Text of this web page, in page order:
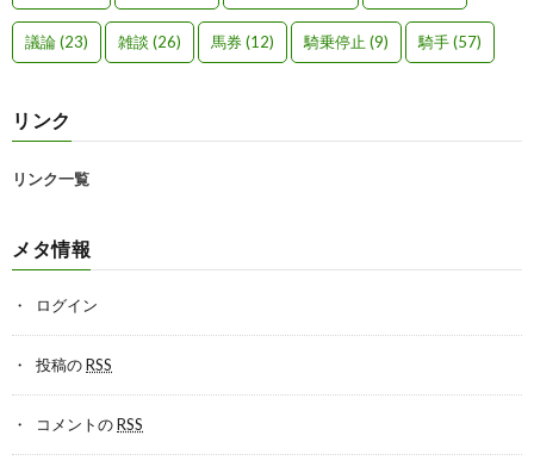
議論(23) 雑談 (26) 馬券(12) 騎乗停止 (9) 騎手(57)
リンク
リンク一覧
メタ情報
ログイン
投稿のRSS
コメントのRSS